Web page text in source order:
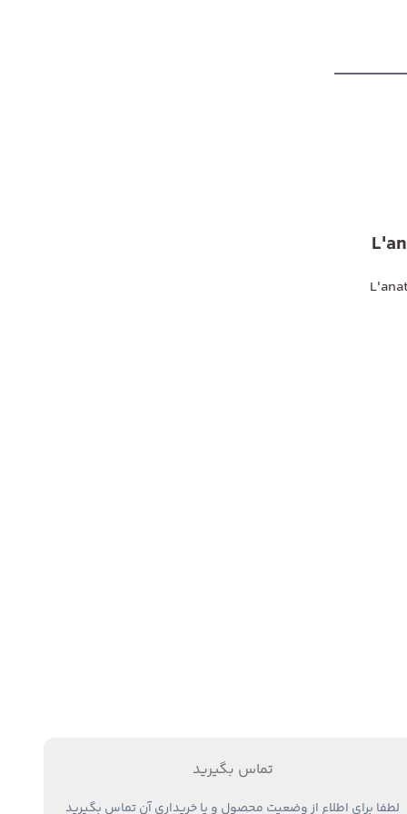
تماس بگیرید
لطفا برای اطلاع از وضعیت محصول و یا خریداری آن تماس بگیرید